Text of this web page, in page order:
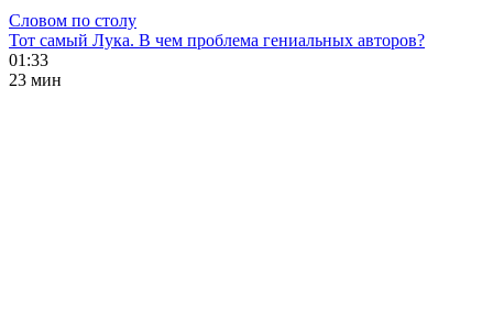
Словом по столу
Тот самый Лука. В чем проблема гениальных авторов?
01:33
23 мин